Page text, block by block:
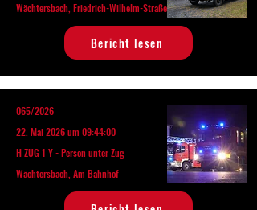
Wächtersbach, Friedrich-Wilhelm-Straße
Bericht lesen
065/2026
22. Mai 2026 um 09:44:00
H ZUG 1 Y - Person unter Zug
Wächtersbach, Am Bahnhof